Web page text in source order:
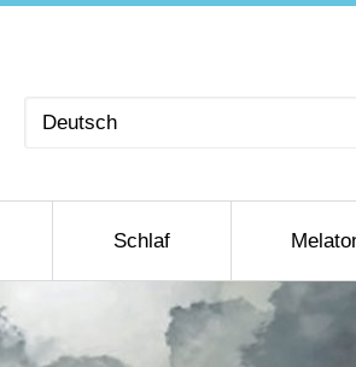
Sprache
Schlaf